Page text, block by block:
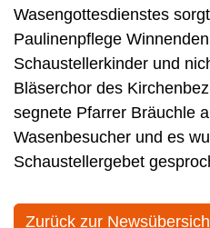
Wasengottesdienstes
Paulinenpflege
Schaustellerkinder und
Bläserchor des
segnete Pfarrer Bräuchle
Wasenbesucher und es
Schaustellergebet
Zurück zur